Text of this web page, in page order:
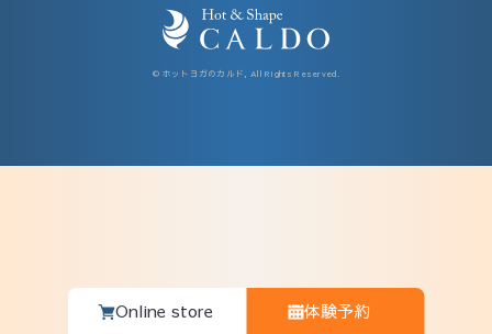
Online store 体験予約
© ホットヨガのカルド, All Rights Reserved.